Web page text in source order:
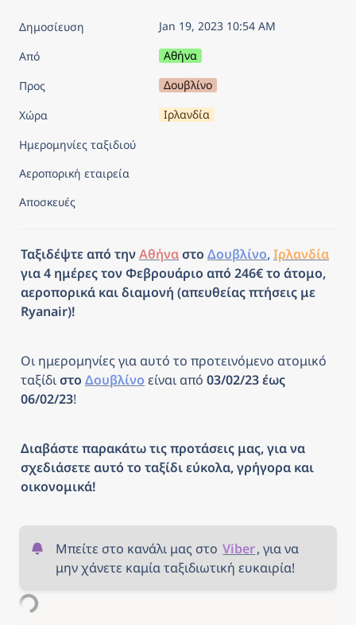
Δημοσίευση
Jan 19, 2023 10:54 AM
Από
Αθήνα
Προς
Δουβλίνο
Χώρα
Ιρλανδία
Ημερομηνίες ταξιδιού
Αεροπορική εταιρεία
Αποσκευές
Ταξιδέψτε από την Αθήνα στο Δουβλίνο, Ιρλανδία
για 4 ημέρες τον Φεβρουάριο από 246€ το άτομο,
αεροπορικά και διαμονή (απευθείας πτήσεις με
Ryanair)!
Οι ημερομηνίες για αυτό το προτεινόμενο ατομικό
ταξίδι στο Δουβλίνο είναι από 03/02/23 έως
06/02/23!
Διαβάστε παρακάτω τις προτάσεις μας, για να
σχεδιάσετε αυτό το ταξίδι εύκολα, γρήγορα και
οικονομικά!
Μπείτε στο κανάλι μας στο Viber, για να
μην χάνετε καμία ταξιδιωτική ευκαιρία!